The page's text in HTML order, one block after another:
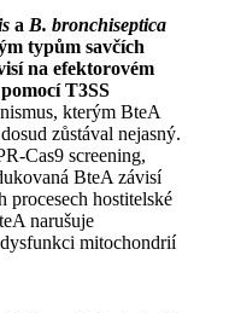
a B. bronchiseptica
typům savčích
na efektorovém
T3SS
kterým BteA
zůstával nejasný.
Cas9 screening,
BteA závisí
procesech hostitelské
narušuje
mitochondrií